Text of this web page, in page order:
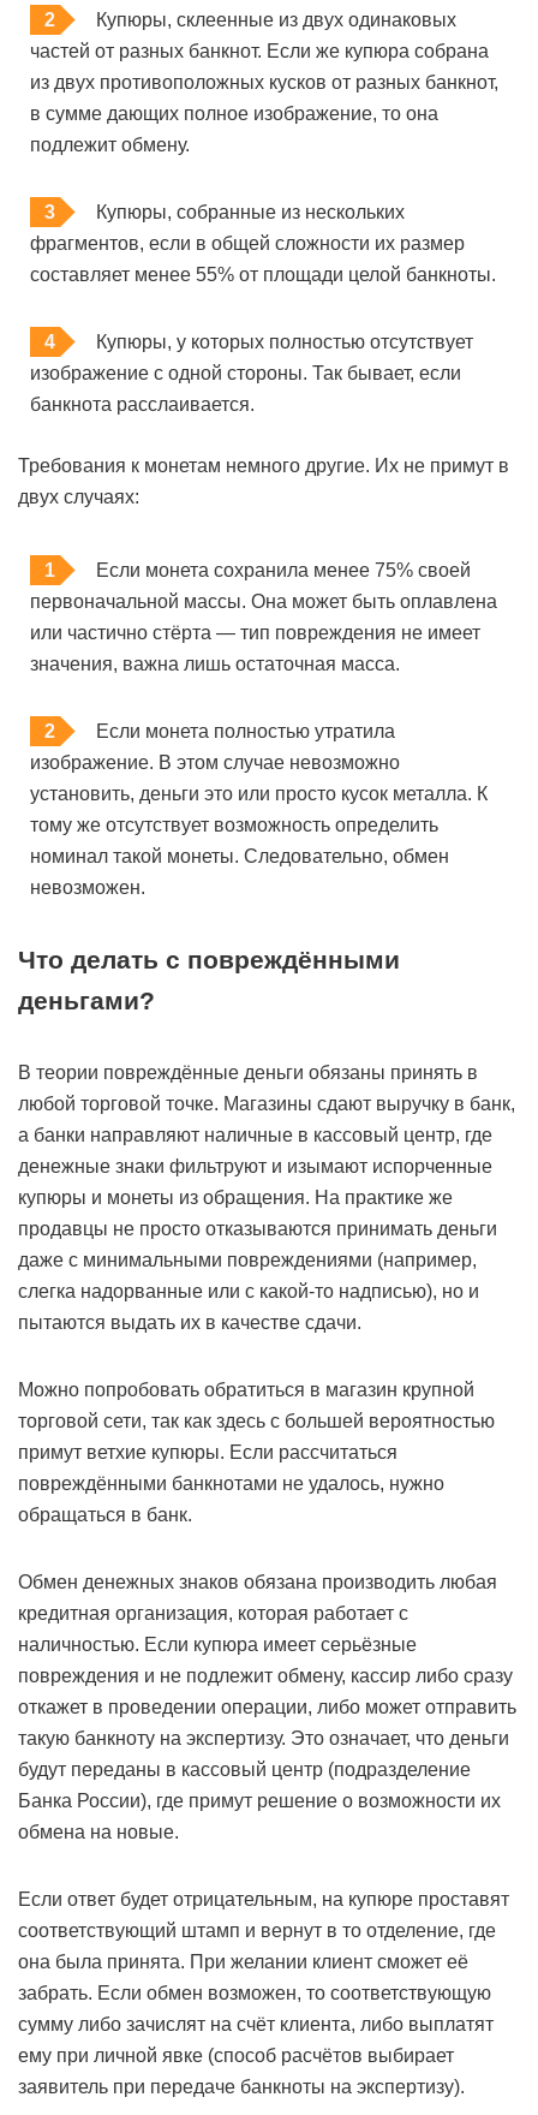
Купюры, склеенные из двух одинаковых
частей от разных банкнот. Если же купюра собрана
из двух противоположных кусков от разных банкнот,
в сумме дающих полное изображение, то она
подлежит обмену.
Купюры, собранные из нескольких
фрагментов, если в общей сложности их размер
составляет менее 55% от площади целой банкноты.
Купюры, у которых полностью отсутствует
изображение с одной стороны. Так бывает, если
банкнота расслаивается.
Требования к монетам немного другие. Их не примут в
двух случаях:
Если монета сохранила менее 75% своей
первоначальной массы. Она может быть оплавлена
или частично стёрта — тип повреждения не имеет
значения, важна лишь остаточная масса.
Если монета полностью утратила
изображение. В этом случае невозможно
установить, деньги это или просто кусок металла. К
тому же отсутствует возможность определить
номинал такой монеты. Следовательно, обмен
невозможен.
Что делать с повреждёнными
деньгами?
В теории повреждённые деньги обязаны принять в
любой торговой точке. Магазины сдают выручку в банк,
а банки направляют наличные в кассовый центр, где
денежные знаки фильтруют и изымают испорченные
купюры и монеты из обращения. На практике же
продавцы не просто отказываются принимать деньги
даже с минимальными повреждениями (например,
слегка надорванные или с какой-то надписью), но и
пытаются выдать их в качестве сдачи.
Можно попробовать обратиться в магазин крупной
торговой сети, так как здесь с большей вероятностью
примут ветхие купюры. Если рассчитаться
повреждёнными банкнотами не удалось, нужно
обращаться в банк.
Обмен денежных знаков обязана производить любая
кредитная организация, которая работает с
наличностью. Если купюра имеет серьёзные
повреждения и не подлежит обмену, кассир либо сразу
откажет в проведении операции, либо может отправить
такую банкноту на экспертизу. Это означает, что деньги
будут переданы в кассовый центр (подразделение
Банка России), где примут решение о возможности их
обмена на новые.
Если ответ будет отрицательным, на купюре проставят
соответствующий штамп и вернут в то отделение, где
она была принята. При желании клиент сможет её
забрать. Если обмен возможен, то соответствующую
сумму либо зачислят на счёт клиента, либо выплатят
ему при личной явке (способ расчётов выбирает
заявитель при передаче банкноты на экспертизу).